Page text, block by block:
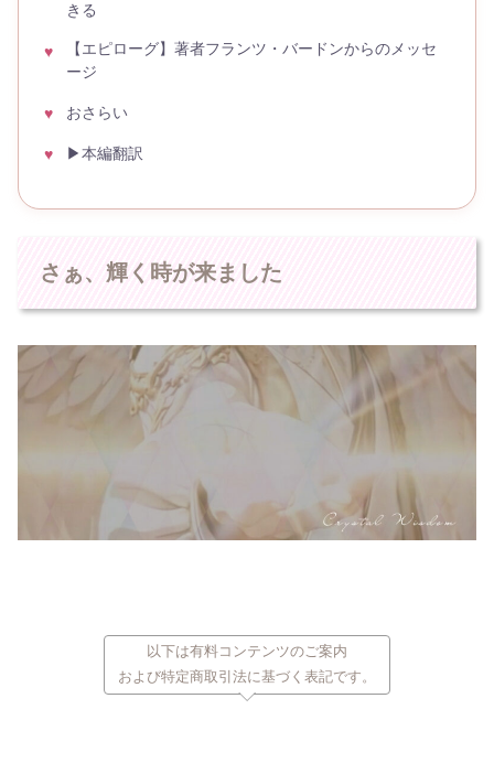
きる
【エピローグ】著者フランツ・バードンからのメッセ
ージ
おさらい
▶︎本編翻訳
さぁ、輝く時が来ました
以下は有料コンテンツのご案内
および特定商取引法に基づく表記です。